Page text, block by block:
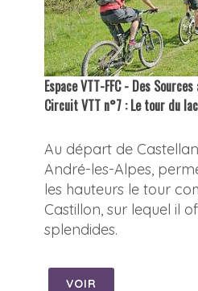
Espace VTT-FFC - Des
Circuit VTT n°7 : Le tour du
Au départ de
André-les-Alpes,
les hauteurs le tour
Castillon, sur lequel il
splendides.
VOIR